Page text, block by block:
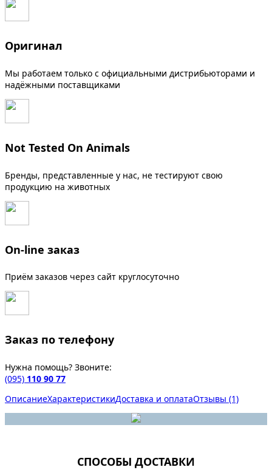
Оригинал
Мы работаем только с официальными дистрибьюторами и
надёжными поставщиками
Not Tested On Animals
Бренды, представленные у нас, не тестируют свою
продукцию на животных
On-line заказ
Приём заказов через сайт круглосуточно
Заказ по телефону
Нужна помощь? Звоните:
(095) 110 90 77
ОписаниеХарактеристикиДоставка и оплатаОтзывы (1)
СПОСОБЫ ДОСТАВКИ